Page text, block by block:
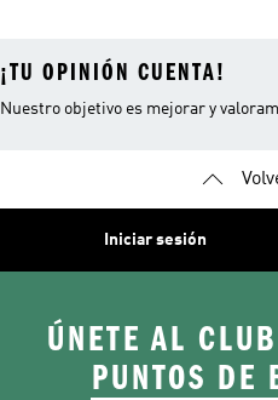
¡TU OPINIÓN CUENTA!
Nuestro objetivo es mejorar y
Iniciar sesión
ÚNETE AL
PUNTOS DE